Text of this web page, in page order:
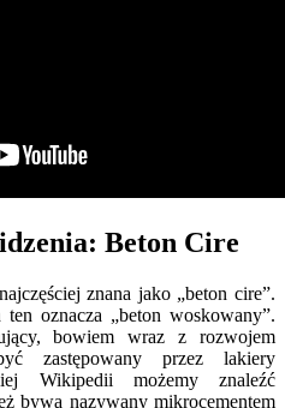
Beton Cire
znana jako „beton cire”.
oznacza „beton woskowany”.
bowiem wraz z rozwojem
zastępowany przez lakiery
Wikipedii możemy znaleźć
bywa nazywany mikrocementem